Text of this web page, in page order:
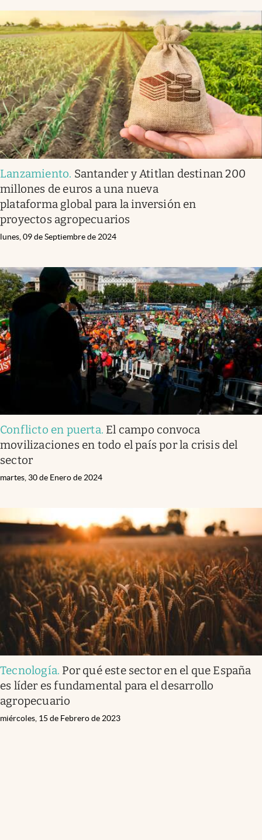
Lanzamiento. Santander y Atitlan destinan 200
millones de euros a una nueva
plataforma global para la inversión en
proyectos agropecuarios
lunes, 09 de Septiembre de 2024
Conflicto en puerta. El campo convoca
movilizaciones en todo el país por la crisis del
sector
martes, 30 de Enero de 2024
Tecnología. Por qué este sector en el que España
es líder es fundamental para el desarrollo
agropecuario
miércoles, 15 de Febrero de 2023